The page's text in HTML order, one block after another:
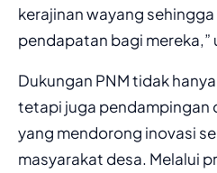
kerajinan wayang
pendapatan bagi mereka,”
Dukungan PNM tidak
tetapi juga pendampingan
yang mendorong inovasi
masyarakat desa. Melalui